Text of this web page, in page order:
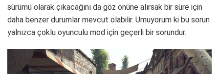
sürümü olarak çıkacağını da göz önüne alırsak bir süre için
daha benzer durumlar mevcut olabilir. Umuyorum ki bu sorun
yalnızca çoklu oyunculu mod için geçerli bir sorundur.